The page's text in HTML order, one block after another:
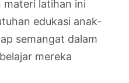
materi latihan ini
edukasi anak-
semangat dalam
mereka